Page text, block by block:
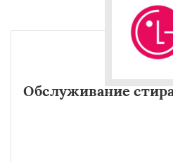
Обслуживание